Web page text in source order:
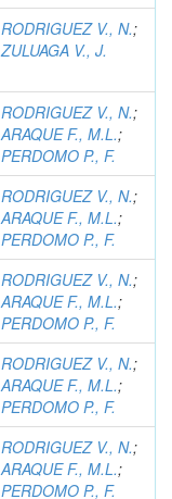
RODRIGUEZ V., N.;
ZULUAGA V., J.
RODRIGUEZ V., N.;
ARAQUE F., M.L.;
PERDOMO P., F.
RODRIGUEZ V., N.;
ARAQUE F., M.L.;
PERDOMO P., F.
RODRIGUEZ V., N.;
ARAQUE F., M.L.;
PERDOMO P., F.
RODRIGUEZ V., N.;
ARAQUE F., M.L.;
PERDOMO P., F.
RODRIGUEZ V., N.;
ARAQUE F., M.L.;
PERDOMO P., F.